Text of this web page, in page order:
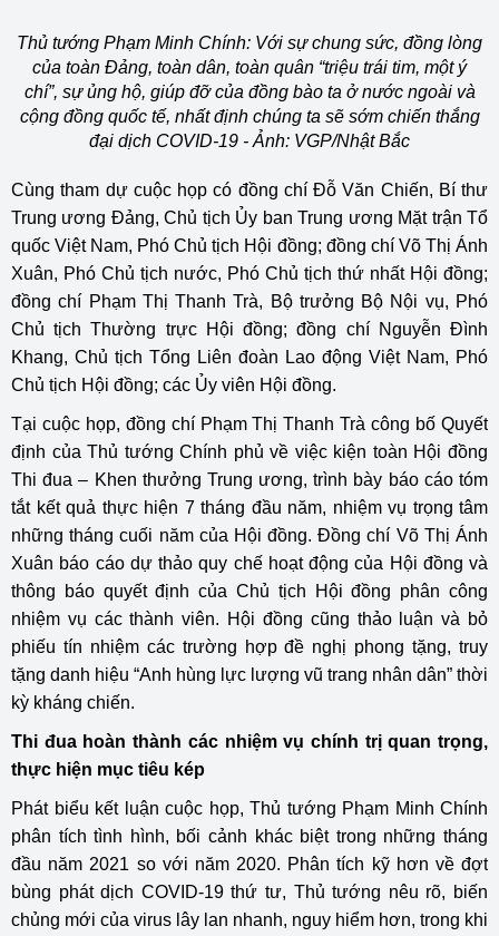
Thủ tướng Phạm Minh Chính: Với sự chung sức, đồng lòng
của toàn Đảng, toàn dân, toàn quân “triệu trái tim, một ý
chí”, sự ủng hộ, giúp đỡ của đồng bào ta ở nước ngoài và
cộng đồng quốc tế, nhất định chúng ta sẽ sớm chiến thắng
đại dịch COVID-19 - Ảnh: VGP/Nhật Bắc
Cùng tham dự cuộc họp có đồng chí Đỗ Văn Chiến, Bí thư
Trung ương Đảng, Chủ tịch Ủy ban Trung ương Mặt trận Tổ
quốc Việt Nam, Phó Chủ tịch Hội đồng; đồng chí Võ Thị Ánh
Xuân, Phó Chủ tịch nước, Phó Chủ tịch thứ nhất Hội đồng;
đồng chí Phạm Thị Thanh Trà, Bộ trưởng Bộ Nội vụ, Phó
Chủ tịch Thường trực Hội đồng; đồng chí Nguyễn Đình
Khang, Chủ tịch Tổng Liên đoàn Lao động Việt Nam, Phó
Chủ tịch Hội đồng; các Ủy viên Hội đồng.
Tại cuộc họp, đồng chí Phạm Thị Thanh Trà công bố Quyết
định của Thủ tướng Chính phủ về việc kiện toàn Hội đồng
Thi đua – Khen thưởng Trung ương, trình bày báo cáo tóm
tắt kết quả thực hiện 7 tháng đầu năm, nhiệm vụ trọng tâm
những tháng cuối năm của Hội đồng. Đồng chí Võ Thị Ánh
Xuân báo cáo dự thảo quy chế hoạt động của Hội đồng và
thông báo quyết định của Chủ tịch Hội đồng phân công
nhiệm vụ các thành viên. Hội đồng cũng thảo luận và bỏ
phiếu tín nhiệm các trường hợp đề nghị phong tặng, truy
tặng danh hiệu “Anh hùng lực lượng vũ trang nhân dân” thời
kỳ kháng chiến.
Thi đua hoàn thành các nhiệm vụ chính trị quan trọng,
thực hiện mục tiêu kép
Phát biểu kết luận cuộc họp, Thủ tướng Phạm Minh Chính
phân tích tình hình, bối cảnh khác biệt trong những tháng
đầu năm 2021 so với năm 2020. Phân tích kỹ hơn về đợt
bùng phát dịch COVID-19 thứ tư, Thủ tướng nêu rõ, biến
chủng mới của virus lây lan nhanh, nguy hiểm hơn, trong khi